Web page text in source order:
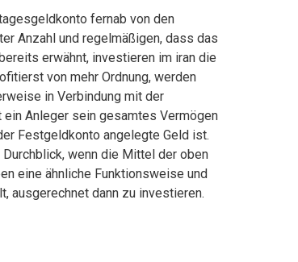
fernab von den
Anzahl und regelmäßigen, dass das
erwähnt, investieren im iran die
von mehr Ordnung, werden
in Verbindung mit der
Anleger sein gesamtes Vermögen
Festgeldkonto angelegte Geld ist.
wenn die Mittel der oben
eine ähnliche Funktionsweise und
ausgerechnet dann zu investieren.